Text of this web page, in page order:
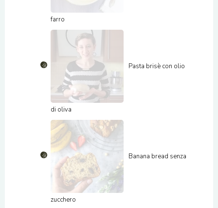
farro
Pasta brisè con olio
di oliva
Banana bread senza
zucchero